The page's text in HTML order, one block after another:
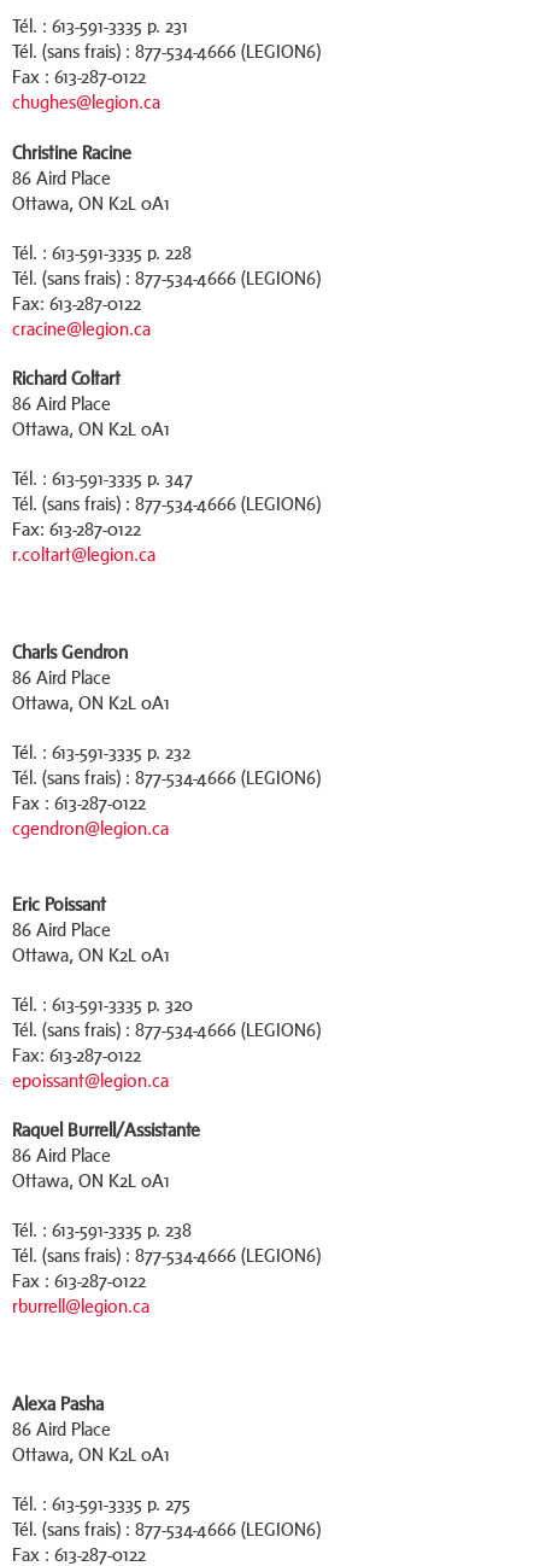
Tél. : 613-591-3335 p. 231
Tél. (sans frais) : 877-534-4666 (LEGION6)
Fax : 613-287-0122
chughes@legion.ca
Christine Racine
86 Aird Place
Ottawa, ON K2L 0A1
Tél. : 613-591-3335 p. 228
Tél. (sans frais) : 877-534-4666 (LEGION6)
Fax: 613-287-0122
cracine@legion.ca
Richard Coltart
86 Aird Place
Ottawa, ON K2L 0A1
Tél. : 613-591-3335 p. 347
Tél. (sans frais) : 877-534-4666 (LEGION6)
Fax: 613-287-0122
r.coltart@legion.ca
Charls Gendron
86 Aird Place
Ottawa, ON K2L 0A1
Tél. : 613-591-3335 p. 232
Tél. (sans frais) : 877-534-4666 (LEGION6)
Fax : 613-287-0122
cgendron@legion.ca
Eric Poissant
86 Aird Place
Ottawa, ON K2L 0A1
Tél. : 613-591-3335 p. 320
Tél. (sans frais) : 877-534-4666 (LEGION6)
Fax: 613-287-0122
epoissant@legion.ca
Raquel Burrell/Assistante
86 Aird Place
Ottawa, ON K2L 0A1
Tél. : 613-591-3335 p. 238
Tél. (sans frais) : 877-534-4666 (LEGION6)
Fax : 613-287-0122
rburrell@legion.ca
Alexa Pasha
86 Aird Place
Ottawa, ON K2L 0A1
Tél. : 613-591-3335 p. 275
Tél. (sans frais) : 877-534-4666 (LEGION6)
Fax : 613-287-0122